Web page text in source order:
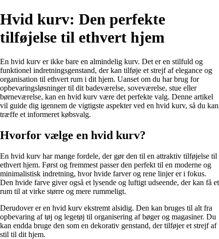
Hvid kurv: Den perfekte
tilføjelse til ethvert hjem
En hvid kurv er ikke bare en almindelig kurv. Det er en stilfuld og
funktionel indretningsgenstand, der kan tilføje et strejf af elegance og
organisation til ethvert rum i dit hjem. Uanset om du har brug for
opbevaringsløsninger til dit badeværelse, soveværelse, stue eller
børneværelse, kan en hvid kurv være det perfekte valg. Denne artikel
vil guide dig igennem de vigtigste aspekter ved en hvid kurv, så du kan
træffe et informeret købsvalg.
Hvorfor vælge en hvid kurv?
En hvid kurv har mange fordele, der gør den til en attraktiv tilføjelse til
ethvert hjem. Først og fremmest passer den perfekt til en moderne og
minimalistisk indretning, hvor hvide farver og rene linjer er i fokus.
Den hvide farve giver også et lysende og luftigt udseende, der kan få et
rum til at virke større og mere rummeligt.
Derudover er en hvid kurv ekstremt alsidig. Den kan bruges til alt fra
opbevaring af tøj og legetøj til organisering af bøger og magasiner. Du
kan endda bruge den som en dekorativ genstand, der tilføjer et strejf af
stil til dit hjem.